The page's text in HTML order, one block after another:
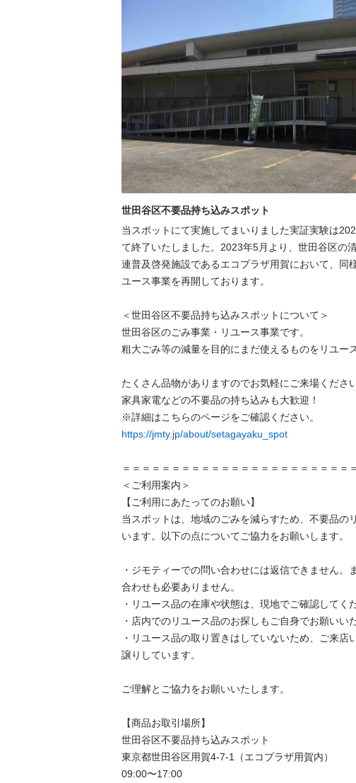
世田谷区不要品持ち込みスポット
当スポットにて実施してまいりました実証実験は
て終了いたしました。2023年5月より、世田谷区の
連普及啓発施設であるエコプラザ用賀において、同
ユース事業を再開しております。
＜世田谷区不要品持ち込みスポットについて＞
世⽥⾕区のごみ事業・リユース事業です。
粗⼤ごみ等の減量を⽬的にまだ使えるものをリユー
たくさん品物がありますのでお気軽にご来場くださ
家具家電などの不要品の持ち込みも大歓迎！
https://jmty.jp/about/setagayaku_spot
＝＝＝＝＝＝＝＝＝＝＝＝＝＝＝＝＝＝＝＝＝＝＝
＜ご利用案内＞
【ご利用にあたってのお願い】
当スポットは、地域のごみを減らすため、不要品の
います。以下の点についてご協力をお願いします。
・ジモティーでの問い合わせには返信できません。
合わせも必要ありません。
・リユース品の在庫や状態は、現地でご確認してく
・店内でのリユース品のお探しもご自身でお願いい
・リユース品の取り置きはしていないため、ご来店
譲りしています。
ご理解とご協力をお願いいたします。
【商品お取引場所】
世田谷区不要品持ち込みスポット
東京都世田谷区用賀4-7-1（エコプラザ用賀内）
09:00〜17:00